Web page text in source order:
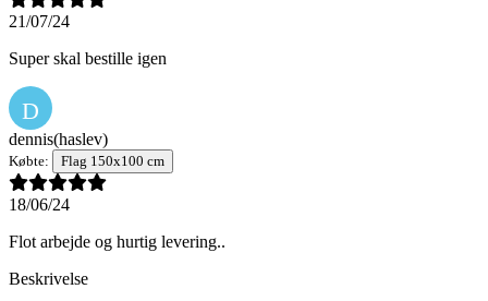
21/07/24
Super skal bestille igen
D
dennis(haslev)
Købte: Flag 150x100 cm
18/06/24
Flot arbejde og hurtig levering..
Beskrivelse